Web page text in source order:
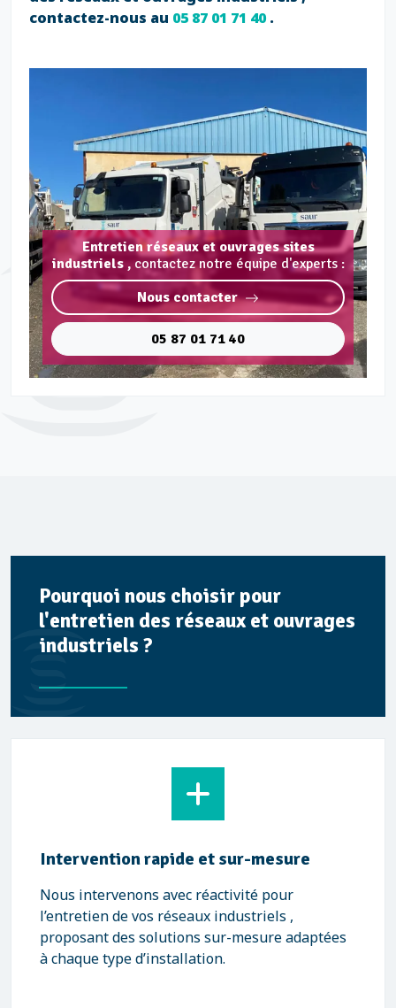
contactez-nous au 05 87 01 71 40.
Entretien réseaux et ouvrages sites
industriels , contactez notre équipe d'experts :
Nous contacter
05 87 01 71 40
Pourquoi nous choisir pour
l'entretien des réseaux et ouvrages
industriels ?
Intervention rapide et sur-mesure
Nous intervenons avec réactivité pour
l’entretien de vos réseaux industriels ,
proposant des solutions sur-mesure adaptées
à chaque type d’installation.